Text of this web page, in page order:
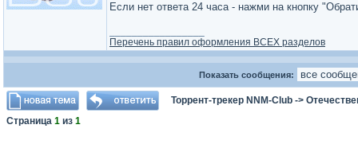
Если нет ответа 24 часа - нажми на кнопку
Перечень правил оформления ВСЕХ разделов
Показать сообщения:
Торрент-трекер NNM-Club ->
Страница 1 из 1